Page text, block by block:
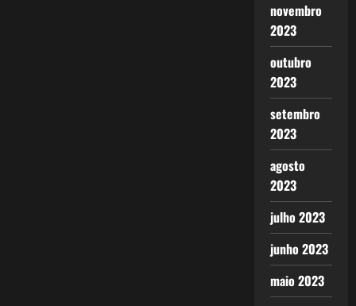
novembro
2023
outubro
2023
setembro
2023
agosto
2023
julho 2023
junho 2023
maio 2023